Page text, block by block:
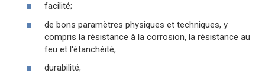
facilité;
de bons paramètres physiques et techniques, y
compris la résistance à la corrosion, la résistance au
feu et l'étanchéité;
durabilité;